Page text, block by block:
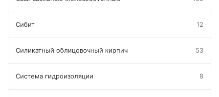
Сибит 12
Силикатный облицовочный кирпич 53
Система гидроизоляции 8